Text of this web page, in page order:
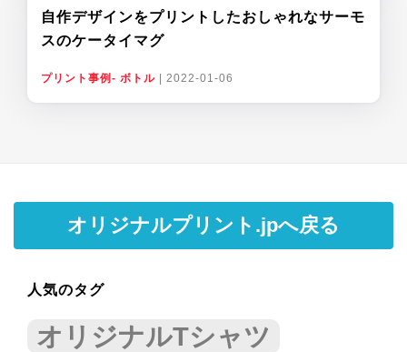
自作デザインをプリントしたおしゃれなサーモ
スのケータイマグ
プリント事例- ボトル 2022-01-06
オリジナルプリント.jpへ戻る
人気のタグ
オリジナルTシャツ